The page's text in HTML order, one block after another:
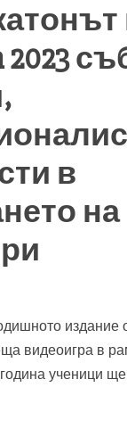
2023
в
на
видеоигра в
ученици